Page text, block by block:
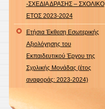
-ΣΧΕΔΙΑ ΔΡΑΣΗΣ – ΣΧΟΛΙΚΟ
ΕΤΟΣ 2023-2024
Ετήσια Έκθεση Εσωτερικής
Αξιολόγησης του
Εκπαιδευτικού Έργου της
Σχολικής Μονάδας (έτος
αναφοράς: 2023-2024)